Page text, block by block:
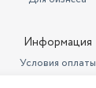
Информация
Условия оплаты